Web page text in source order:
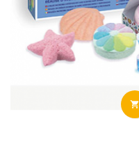
